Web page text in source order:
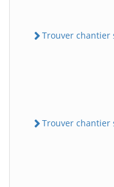
Trouver chantier
Trouver chantier